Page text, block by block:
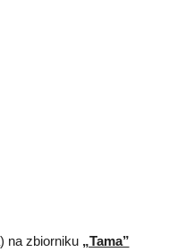
na zbiorniku „Tama”